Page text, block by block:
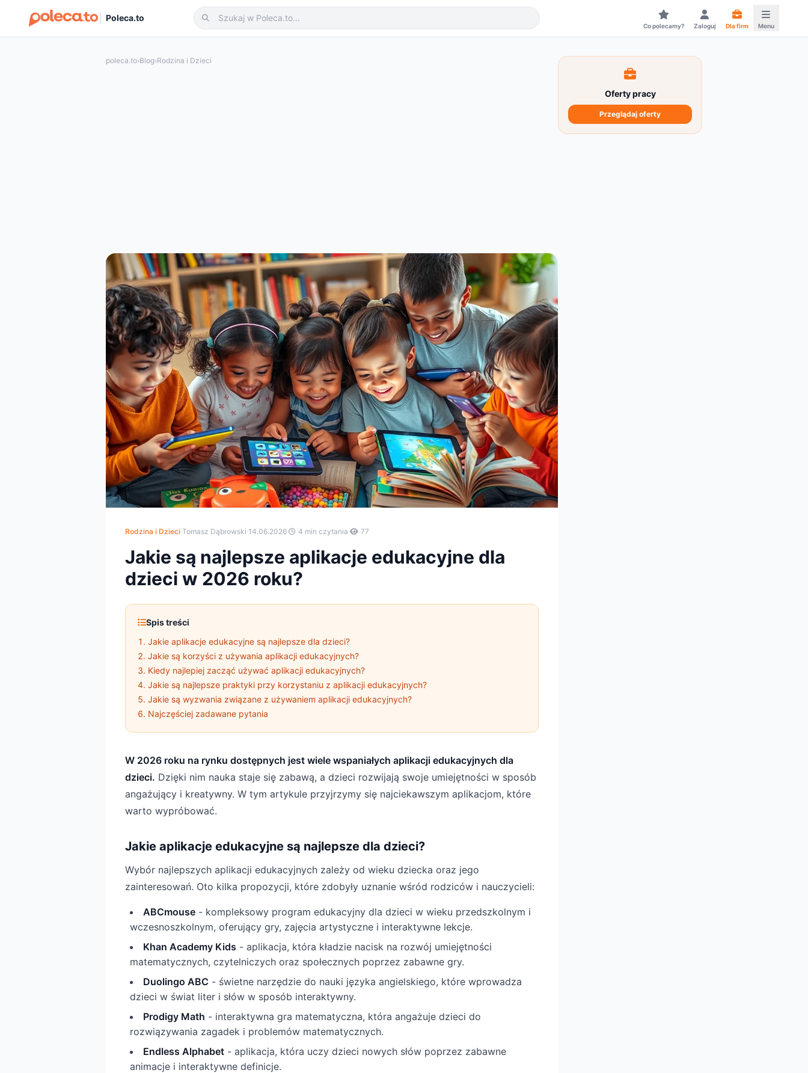
Poleca.to
Co polecamy? Zaloguj Dla firm Menu
poleca.to›Blog›Rodzina i Dzieci
Rodzina i Dzieci·Tomasz Dąbrowski·14.06.2026· 4 min czytania· 77
Jakie są najlepsze aplikacje edukacyjne dla
dzieci w 2026 roku?
Spis treści
Jakie aplikacje edukacyjne są najlepsze dla dzieci?
Jakie są korzyści z używania aplikacji edukacyjnych?
Kiedy najlepiej zacząć używać aplikacji edukacyjnych?
Jakie są najlepsze praktyki przy korzystaniu z aplikacji edukacyjnych?
Jakie są wyzwania związane z używaniem aplikacji edukacyjnych?
Najczęściej zadawane pytania
W 2026 roku na rynku dostępnych jest wiele wspaniałych aplikacji edukacyjnych dla
dzieci. Dzięki nim nauka staje się zabawą, a dzieci rozwijają swoje umiejętności w sposób
angażujący i kreatywny. W tym artykule przyjrzymy się najciekawszym aplikacjom, które
warto wypróbować.
Jakie aplikacje edukacyjne są najlepsze dla dzieci?
Wybór najlepszych aplikacji edukacyjnych zależy od wieku dziecka oraz jego
zainteresowań. Oto kilka propozycji, które zdobyły uznanie wśród rodziców i nauczycieli:
ABCmouse - kompleksowy program edukacyjny dla dzieci w wieku przedszkolnym i
wczesnoszkolnym, oferujący gry, zajęcia artystyczne i interaktywne lekcje.
Khan Academy Kids - aplikacja, która kładzie nacisk na rozwój umiejętności
matematycznych, czytelniczych oraz społecznych poprzez zabawne gry.
Duolingo ABC - świetne narzędzie do nauki języka angielskiego, które wprowadza
dzieci w świat liter i słów w sposób interaktywny.
Prodigy Math - interaktywna gra matematyczna, która angażuje dzieci do
rozwiązywania zagadek i problemów matematycznych.
Endless Alphabet - aplikacja, która uczy dzieci nowych słów poprzez zabawne
animacje i interaktywne definicje.
Oferty pracy
Przeglądaj oferty